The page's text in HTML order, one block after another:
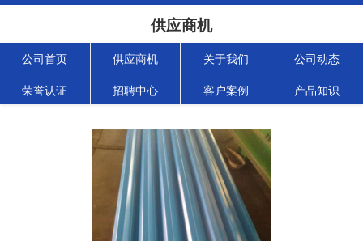
供应商机
公司首页 供应商机 关于我们 公司动态
荣誉认证 招聘中心 客户案例 产品知识